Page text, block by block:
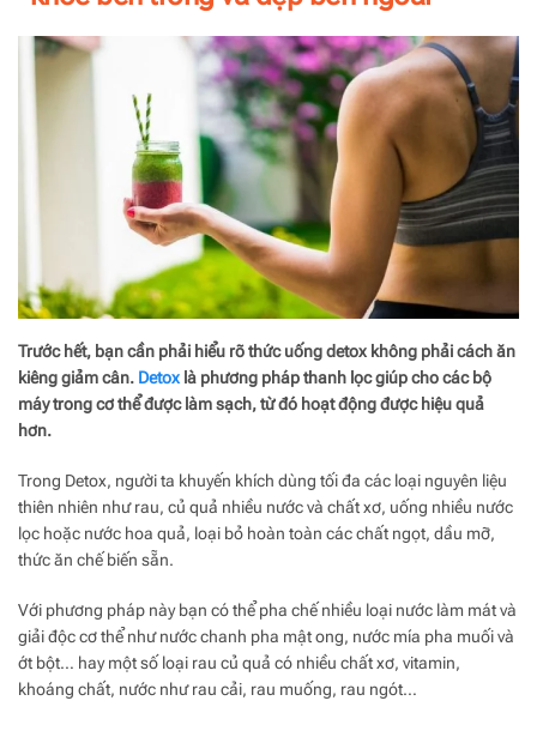
Trước hết, bạn cần phải hiểu rõ thức uống detox không phải cách ăn
kiêng giảm cân. Detox là phương pháp thanh lọc giúp cho các bộ
máy trong cơ thể được làm sạch, từ đó hoạt động được hiệu quả
hơn.
Trong Detox, người ta khuyến khích dùng tối đa các loại nguyên liệu
thiên nhiên như rau, củ quả nhiều nước và chất xơ, uống nhiều nước
lọc hoặc nước hoa quả, loại bỏ hoàn toàn các chất ngọt, dầu mỡ,
thức ăn chế biến sẵn.
Với phương pháp này bạn có thể pha chế nhiều loại nước làm mát và
giải độc cơ thể như nước chanh pha mật ong, nước mía pha muối và
ớt bột… hay một số loại rau củ quả có nhiều chất xơ, vitamin,
khoáng chất, nước như rau cải, rau muống, rau ngót…